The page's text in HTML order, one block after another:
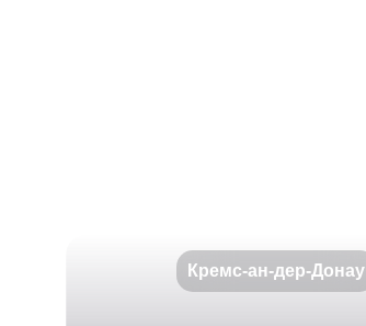
Кремс-ан-дер-Донау